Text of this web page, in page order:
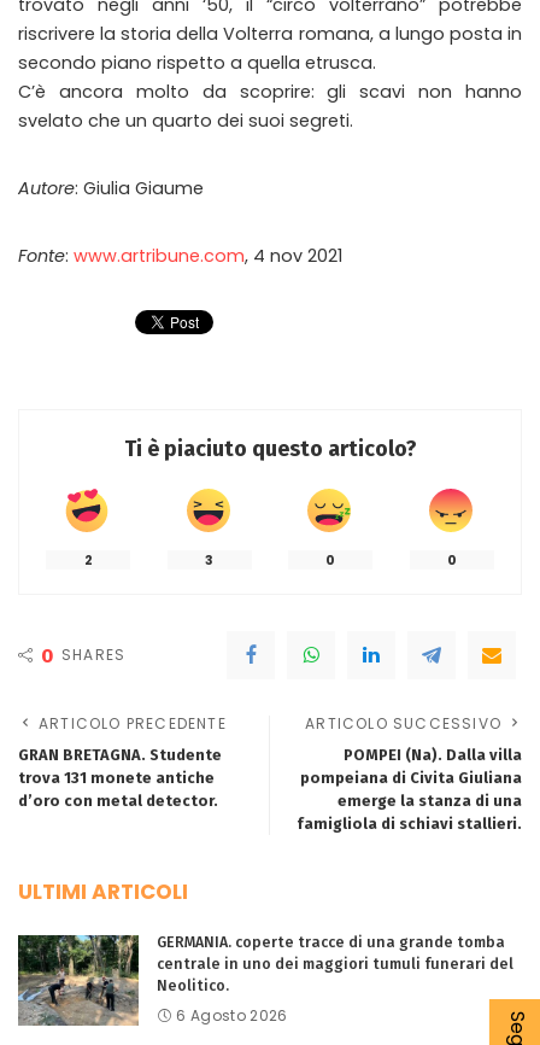
riscrivere la storia della Volterra romana, a lungo posta in
secondo piano rispetto a quella etrusca.
C’è ancora molto da scoprire: gli scavi non hanno
svelato che un quarto dei suoi segreti.
Autore: Giulia Giaume
Fonte: www.artribune.com, 4 nov 2021
Ti è piaciuto questo articolo?
2 3 0 0
0 SHARES
ARTICOLO PRECEDENTE
GRAN BRETAGNA. Studente
trova 131 monete antiche
d’oro con metal detector.
ARTICOLO SUCCESSIVO
POMPEI (Na). Dalla villa
pompeiana di Civita Giuliana
emerge la stanza di una
famigliola di schiavi stallieri.
ULTIMI ARTICOLI
GERMANIA. coperte tracce di una grande tomba
centrale in uno dei maggiori tumuli funerari del
Neolitico.
6 Agosto 2026